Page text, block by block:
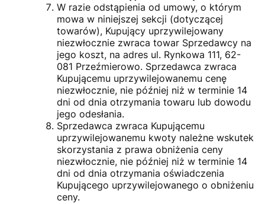
W razie odstąpienia od umowy, o którym
mowa w niniejszej sekcji (dotyczącej
towarów), Kupujący uprzywilejowany
niezwłocznie zwraca towar Sprzedawcy na
jego koszt, na adres ul. Rynkowa 111, 62-
081 Przeźmierowo. Sprzedawca zwraca
Kupującemu uprzywilejowanemu cenę
niezwłocznie, nie później niż w terminie 14
dni od dnia otrzymania towaru lub dowodu
jego odesłania.
Sprzedawca zwraca Kupującemu
uprzywilejowanemu kwoty należne wskutek
skorzystania z prawa obniżenia ceny
niezwłocznie, nie później niż w terminie 14
dni od dnia otrzymania oświadczenia
Kupującego uprzywilejowanego o obniżeniu
ceny.